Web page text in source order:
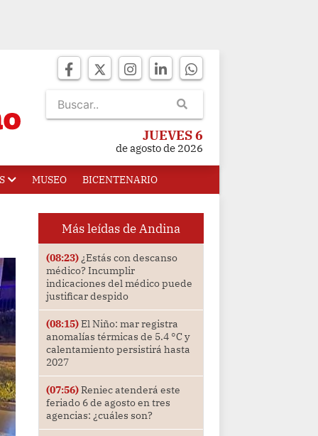
JUEVES 6
de agosto de 2026
MUSEO BICENTENARIO
Más leídas de Andina
(08:23)¿Estás con descanso
médico? Incumplir
indicaciones del médico puede
justificar despido
(08:15)El Niño: mar registra
anomalías térmicas de 5.4 °C y
calentamiento persistirá hasta
2027
(07:56)Reniec atenderá este
feriado 6 de agosto en tres
agencias: ¿cuáles son?